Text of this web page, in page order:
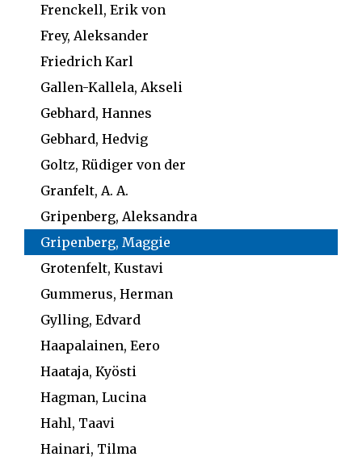
Frenckell, Erik von
Frey, Aleksander
Friedrich Karl
Gallen-Kallela, Akseli
Gebhard, Hannes
Gebhard, Hedvig
Goltz, Rüdiger von der
Granfelt, A. A.
Gripenberg, Aleksandra
Gripenberg, Maggie
Grotenfelt, Kustavi
Gummerus, Herman
Gylling, Edvard
Haapalainen, Eero
Haataja, Kyösti
Hagman, Lucina
Hahl, Taavi
Hainari, Tilma